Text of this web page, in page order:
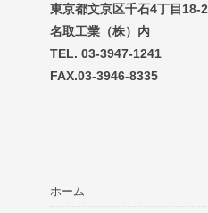
東京都文京区千石4丁目18-2
名取工業（株）内
TEL. 03-3947-1241
FAX.03-3946-8335
ホーム